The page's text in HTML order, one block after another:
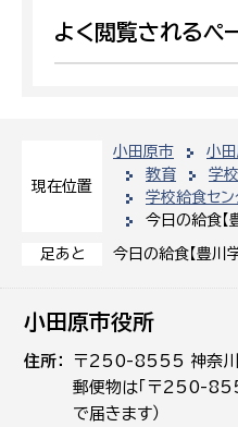
現在位置
小田原市 小
教育
学
学校給食セ
今日の給食【
足あと 今日の給食【豊川
よく閲覧されるペ
小田原市役所
住所
〒250-8555 神奈川
郵便物は「〒250-
で届きます）